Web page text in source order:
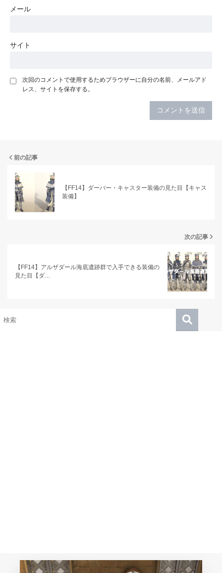
メール
サイト
次回のコメントで使用するためブラウザーに自分の名前、メールアド
レス、サイトを保存する。
前の記事
【FF14】ダーバー・キャスター装備の見た目【キャス
装備】
次の記事
【FF14】アルザダール海底遺跡群で入手できる装備の
見た目【ダ…